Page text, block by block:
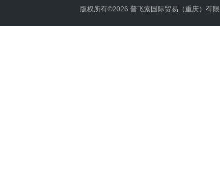
版权所有©2026 普飞索国际贸易（重庆）有